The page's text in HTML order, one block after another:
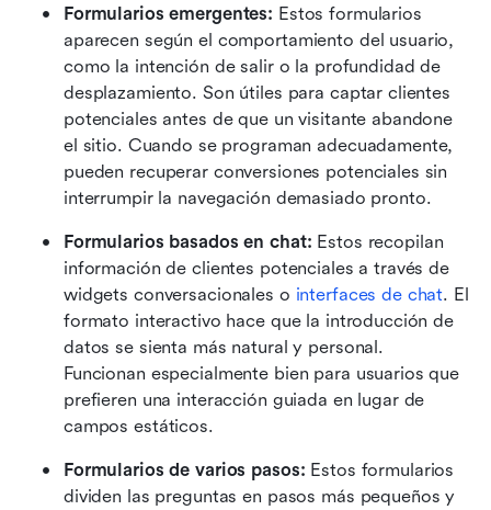
Formularios emergentes: Estos formularios
aparecen según el comportamiento del usuario,
como la intención de salir o la profundidad de
desplazamiento. Son útiles para captar clientes
potenciales antes de que un visitante abandone
el sitio. Cuando se programan adecuadamente,
pueden recuperar conversiones potenciales sin
interrumpir la navegación demasiado pronto.
Formularios basados en chat: Estos recopilan
información de clientes potenciales a través de
widgets conversacionales o interfaces de chat. El
formato interactivo hace que la introducción de
datos se sienta más natural y personal.
Funcionan especialmente bien para usuarios que
prefieren una interacción guiada en lugar de
campos estáticos.
Formularios de varios pasos: Estos formularios
dividen las preguntas en pasos más pequeños y